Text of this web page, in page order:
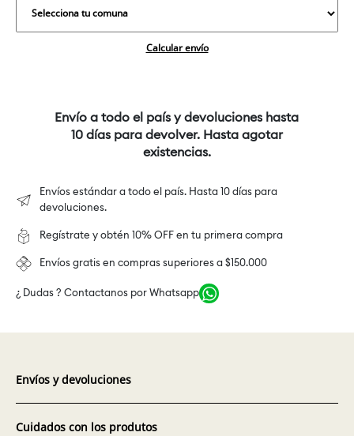
Calcular envío
Envío a todo el país y devoluciones hasta
10 días para devolver. Hasta agotar
existencias.
Envíos estándar a todo el país. Hasta 10 días para
devoluciones.
Regístrate y obtén 10% OFF en tu primera compra
Envíos gratis en compras superiores a $150.000
¿ Dudas ? Contactanos por Whatsapp
Envíos y devoluciones
Cuidados con los produtos